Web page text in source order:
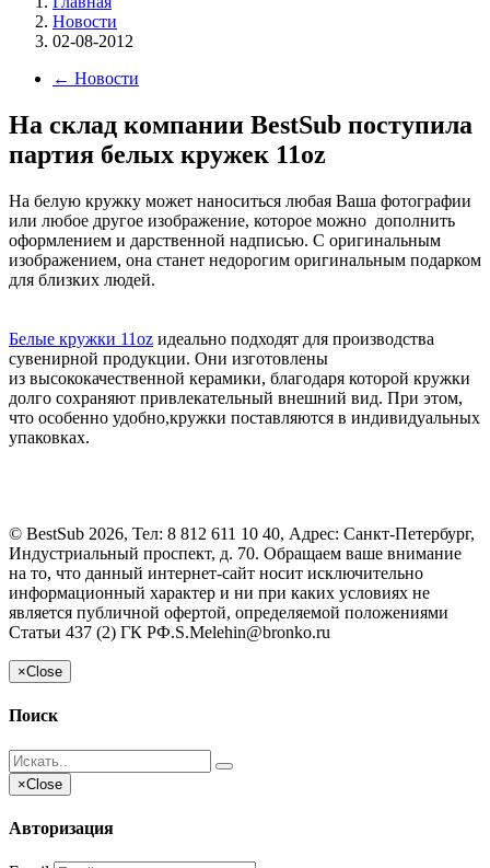
Новости
02-08-2012
← Новости
На склад компании BestSub поступила
партия белых кружек 11oz
На белую кружку может наноситься любая Ваша фотографии
или любое другое изображение, которое можно дополнить
оформлением и дарственной надписью. С оригинальным
изображением, она станет недорогим оригинальным подарком
для близких людей.
Белые кружки 11oz идеально подходят для производства
сувенирной продукции. Они изготовлены
из высококачественной керамики, благодаря которой кружки
долго сохраняют привлекательный внешний вид. При этом,
что особенно удобно,кружки поставляются в индивидуальных
упаковках.
© BestSub 2026, Тел: 8 812 611 10 40, Адрес: Санкт-Петербург,
Индустриальный проспект, д. 70. Обращаем ваше внимание
на то, что данный интернет-сайт носит исключительно
информационный характер и ни при каких условиях не
является публичной офертой, определяемой положениями
Статьи 437 (2) ГК РФ.S.Melehin@bronko.ru
×Close
Поиск
×Close
Авторизация